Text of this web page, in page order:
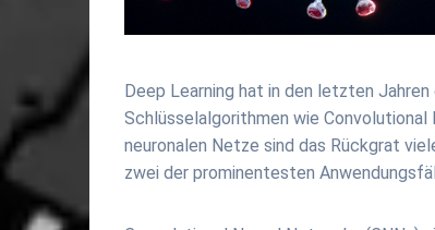
Deep Learning hat in den letzten
Schlüsselalgorithmen wie Convolutional
neuronalen Netze sind das Rückgrat
zwei der prominentesten